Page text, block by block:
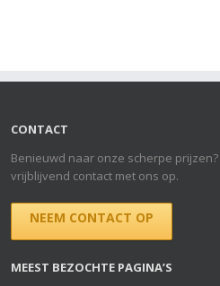
CONTACT
Benieuwd naar onze scherpe
vrijblijvend contact met ons op.
NEEM CONTACT OP
MEEST BEZOCHTE PAGINA’S